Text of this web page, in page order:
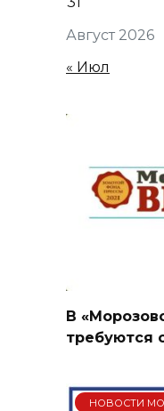
Август 2026
« Июл
В
требуются
НОВОСТИ